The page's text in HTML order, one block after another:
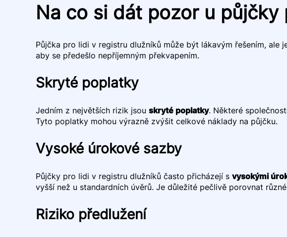
Na co si dát pozor u
Půjčka pro lidi v registru dlužníků může být lákavým řešením,
aby se předešlo nepříjemným překvapením.
Skryté poplatky
Jedním z největších rizik jsou skryté poplatky. Některé
Tyto poplatky mohou výrazně zvýšit celkové náklady na půjčku.
Vysoké úrokové sazby
Půjčky pro lidi v registru dlužníků často přicházejí s vysokými
vyšší než u standardních úvěrů. Je důležité pečlivě porovnat
Riziko předlužení